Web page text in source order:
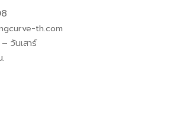
th.com
วันเสาร์